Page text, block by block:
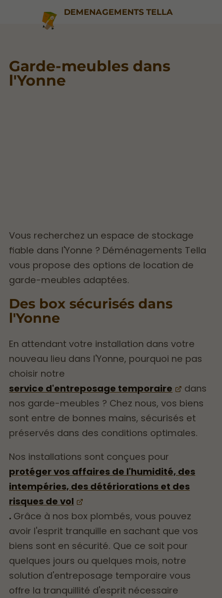
DEMENAGEMENTS TELLA
Garde-meubles dans
l'Yonne
Vous recherchez un espace de stockage
fiable dans l'Yonne ? Déménagements Tella
vous propose des options de location de
garde-meubles adaptées.
Des box sécurisés dans
l'Yonne
En attendant votre installation dans votre
nouveau lieu dans l'Yonne, pourquoi ne pas
choisir notre
service d'entreposage temporaire
dans
nos garde-meubles ? Chez nous, vos biens
sont entre de bonnes mains, sécurisés et
préservés dans des conditions optimales.
Nos installations sont conçues pour
protéger vos affaires de l'humidité, des
intempéries, des détériorations et des
risques de vol
. Grâce à nos box plombés, vous pouvez
avoir l'esprit tranquille en sachant que vos
biens sont en sécurité. Que ce soit pour
quelques jours ou quelques mois, notre
solution d'entreposage temporaire vous
offre la tranquillité d'esprit nécessaire